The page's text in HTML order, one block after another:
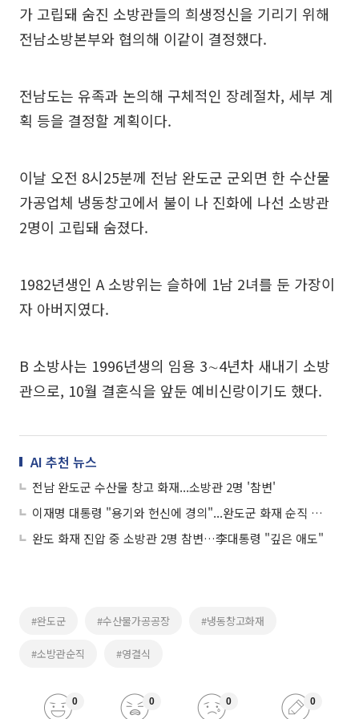
가 고립돼 숨진 소방관들의 희생정신을 기리기 위해
전남소방본부와 협의해 이같이 결정했다.
전남도는 유족과 논의해 구체적인 장례절차, 세부 계
획 등을 결정할 계획이다.
이날 오전 8시25분께 전남 완도군 군외면 한 수산물
가공업체 냉동창고에서 불이 나 진화에 나선 소방관
2명이 고립돼 숨졌다.
1982년생인 A 소방위는 슬하에 1남 2녀를 둔 가장이
자 아버지였다.
B 소방사는 1996년생의 임용 3∼4년차 새내기 소방
관으로, 10월 결혼식을 앞둔 예비신랑이기도 했다.
AI 추천 뉴스
전남 완도군 수산물 창고 화재...소방관 2명 '참변'
이재명 대통령 "용기와 헌신에 경의"...완도군 화재 순직 소방관 '애도'
완도 화재 진압 중 소방관 2명 참변…李대통령 "깊은 애도"
#완도군 #수산물가공공장 #냉동창고화재
#소방관순직 #영결식
0 0 0 0